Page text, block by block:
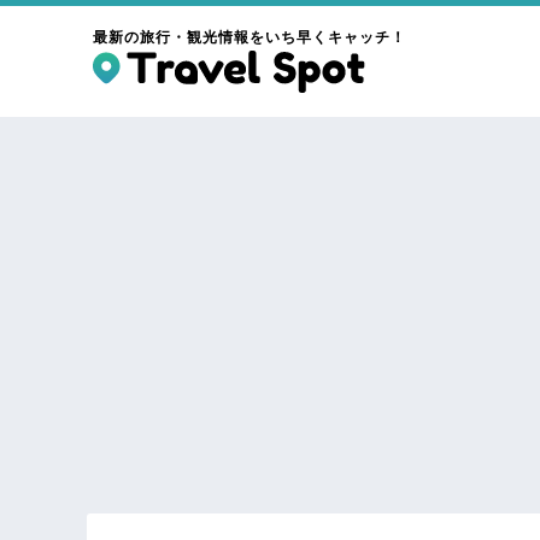
最新の旅行・観光情報をいち早くキャッチ！